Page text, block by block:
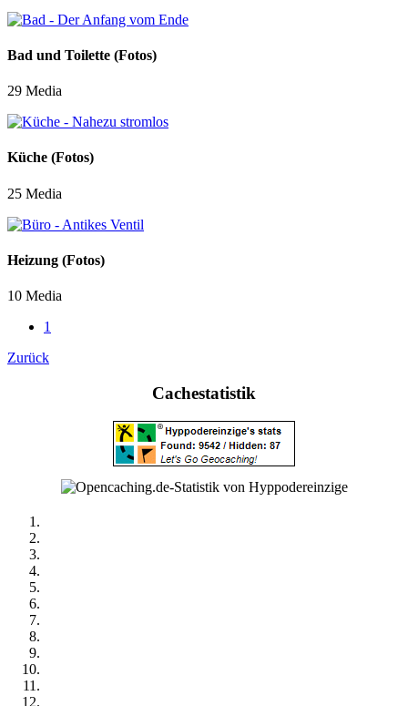
Bad und Toilette (Fotos)
29 Media
Küche (Fotos)
25 Media
Heizung (Fotos)
10 Media
1
Zurück
Cachestatistik